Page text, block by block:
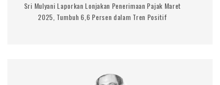
Sri Mulyani Laporkan Lonjakan Penerimaan Pajak Maret
2025, Tumbuh 6,6 Persen dalam Tren Positif